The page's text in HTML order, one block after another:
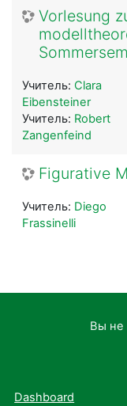
Vorlesung
Учитель: Clara
Eibensteiner
Учитель: Robert
Zangenfeind
Figurative
Учитель: Diego
Frassinelli
Вы не
Dashboard